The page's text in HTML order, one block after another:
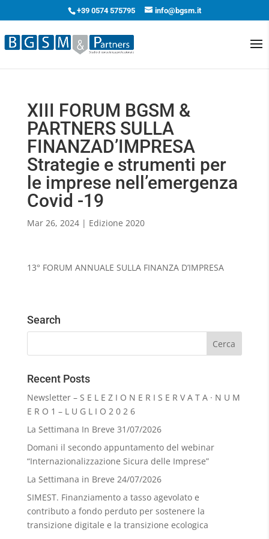
+39 0574 575795 info@bgsm.it
XIII FORUM BGSM &
PARTNERS SULLA
FINANZAD’IMPRESA
Strategie e strumenti per
le imprese nell’emergenza
Covid -19
Mar 26, 2024| Edizione 2020
13° FORUM ANNUALE SULLA FINANZA D’IMPRESA
Search
Recent Posts
Newsletter – S E L E Z I O N E R I S E R V A T A · N U M
E R O 1 – L U G L I O 2 0 2 6
La Settimana In Breve 31/07/2026
Domani il secondo appuntamento del webinar
“Internazionalizzazione Sicura delle Imprese”
La Settimana in Breve 24/07/2026
SIMEST. Finanziamento a tasso agevolato e
contributo a fondo perduto per sostenere la
transizione digitale e la transizione ecologica